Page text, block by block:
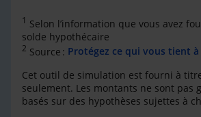
1 Selon l’information que vous avez
solde hypothécaire
2 Source : Protégez ce qui vous tient
Cet outil de simulation est fourni à
seulement. Les montants ne sont pas
basés sur des hypothèses sujettes à